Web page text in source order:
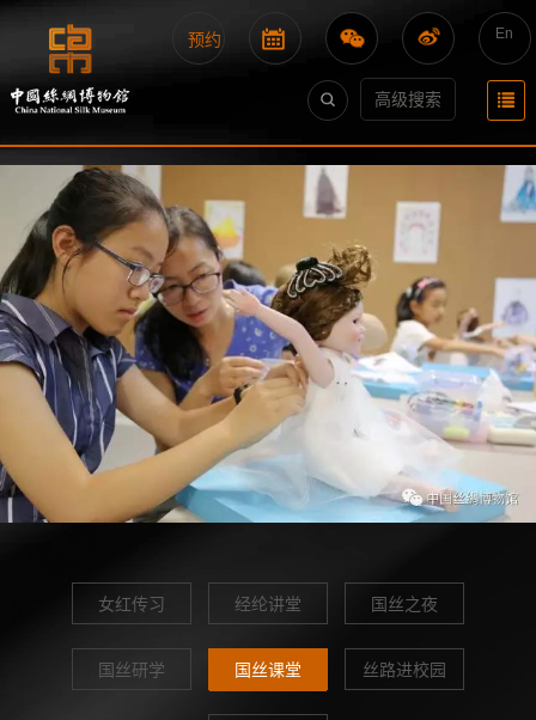
En
预约
高级搜索
女红传习 经纶讲堂 国丝之夜
国丝研学 国丝课堂 丝路进校园